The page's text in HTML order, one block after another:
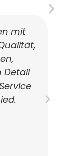
mit
Detail